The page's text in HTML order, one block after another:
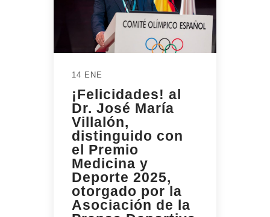
14 ENE
¡Felicidades! al
Dr. José María
Villalón,
distinguido con
el Premio
Medicina y
Deporte 2025,
otorgado por la
Asociación de la